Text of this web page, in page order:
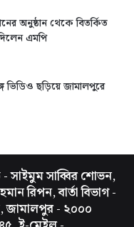
অনুষ্ঠান থেকে বিতর্কিত
এমপি
ভিডিও ছড়িয়ে জামালপুরে
সাইমুম সাব্বির শোভন,
রিপন, বার্তা বিভাগ -
জামালপুর - ২০০০